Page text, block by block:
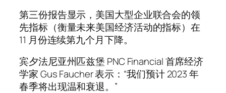
第三份报告显示，美国大型企业联合会的领
先指标（衡量未来美国经济活动的指标）在
11 月份连续第九个月下降。
宾夕法尼亚州匹兹堡 PNC Financial 首席经济
学家 Gus Faucher 表示：“我们预计 2023 年
春季将出现温和衰退。”